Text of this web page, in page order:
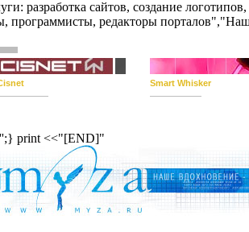
сайтов, создание
редакторы
Smart Whisker
print <<"[END]"